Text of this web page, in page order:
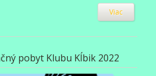
Viac
pobyt Klubu Kĺbik 2022